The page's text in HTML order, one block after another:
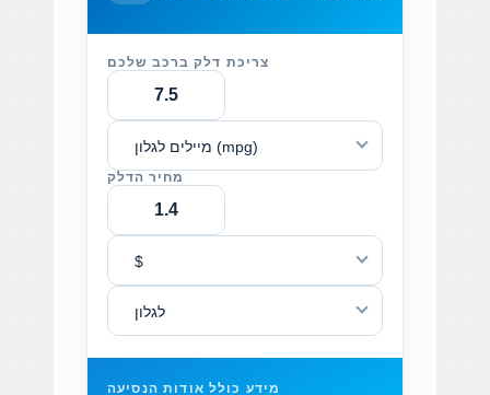
צריכת דלק ברכב שלכם
מיילים לגלון (mpg)
מחיר הדלק
$
לגלון
מידע כולל אודות הנסיעה